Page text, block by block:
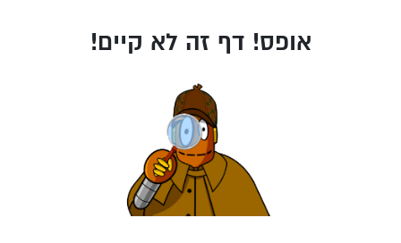
אופס! דף זה לא קיים!